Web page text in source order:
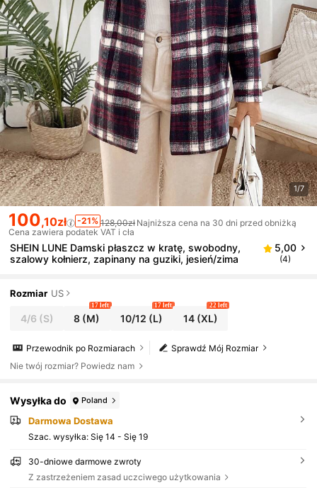
1/7
100,10zł -21% 128,00zł Najniższa cena na 30 dni przed obniżką
Cena zawiera podatek VAT i cła
SHEIN LUNE Damski płaszcz w kratę, swobodny,
szalowy kołnierz, zapinany na guziki, jesień/zima
5,00
(4)
Rozmiar US
4/6 (S) 8 (M)
17 left
10/12 (L)
17 left
14(XL)
22 left
Sprawdź Mój Rozmiar
Przewodnik po Rozmiarach
Nie twój rozmiar? Powiedz nam
Wysyłka do Poland
Darmowa Dostawa
Szac. wysyłka: Się 14 - Się 19
30-dniowe darmowe zwroty
Z zastrzeżeniem zasad uczciwego użytkowania